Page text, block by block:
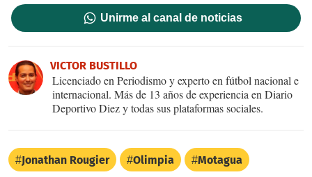
Unirme al canal de noticias
VICTOR BUSTILLO
Licenciado en Periodismo y experto en fútbol nacional e
internacional. Más de 13 años de experiencia en Diario
Deportivo Diez y todas sus plataformas sociales.
Jonathan Rougier Olimpia Motagua